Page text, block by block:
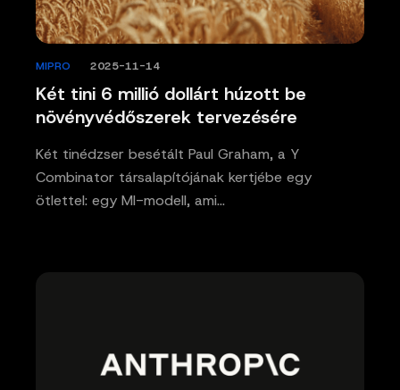
Két tini 6 millió dollárt húzott be
növényvédőszerek tervezésére
MIPRO 2025-11-14
Két tinédzser besétált Paul Graham, a Y
Combinator társalapítójának kertjébe egy
ötlettel: egy MI-modell, ami…